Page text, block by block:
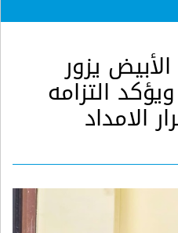
يزور
التزامه
الامداد